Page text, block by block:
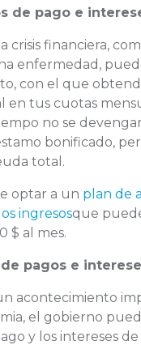
de pago e
crisis financiera,
enfermedad,
con el que
en tus cuotas
no se
bonificado,
total.
optar a un plan de
ingresosque
$ al mes.
pagos e
acontecimiento
el gobierno
y los intereses